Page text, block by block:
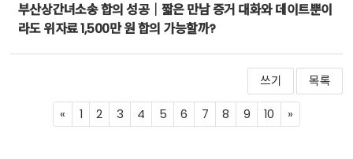
부산상간녀소송 합의 성공｜짧은 만남 증거 대화와 데이트뿐이
라도 위자료 1,500만 원 합의 가능할까?
쓰기
목록
«Previous
1 2 3 4 5 6 7 8 9 10 »Next